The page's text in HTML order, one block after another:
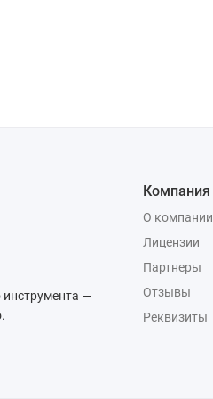
—
Компания
О компании
Лицензии
Партнеры
Отзывы
Реквизиты